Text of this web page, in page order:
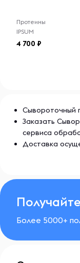
источников
свежесть и
аминокислот
тренировок
передовыми
Протеины
IPSUM
4 700
Сывороточный
Заказать
сервиса
Доставка
Более 5000+